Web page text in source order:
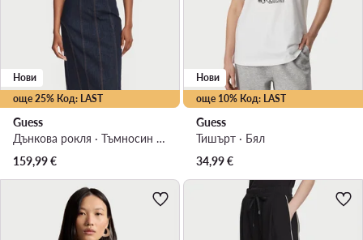
още 25% Код: LAST
Нови
Guess
Дънкова рокля · Тъмносин · Мини
159,99€
още 10% Код: LAST
Нови
Guess
Тишърт · Бял
34,99€